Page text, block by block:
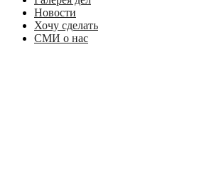
Новости
Хочу сделать
СМИ о нас